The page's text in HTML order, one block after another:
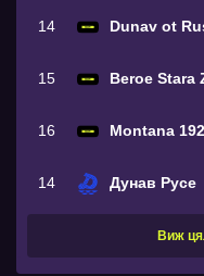
14 Dunav ot
15 Beroe Stara
16 Montana
14 Дунав Русе
Виж